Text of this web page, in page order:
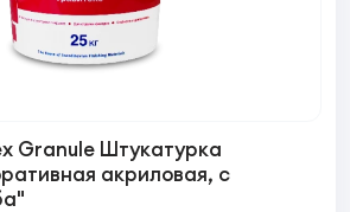
Granule Штукатурка
акриловая, с